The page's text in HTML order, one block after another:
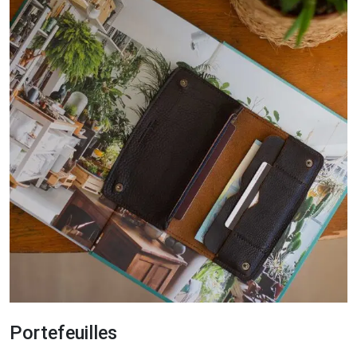
Portefeuilles